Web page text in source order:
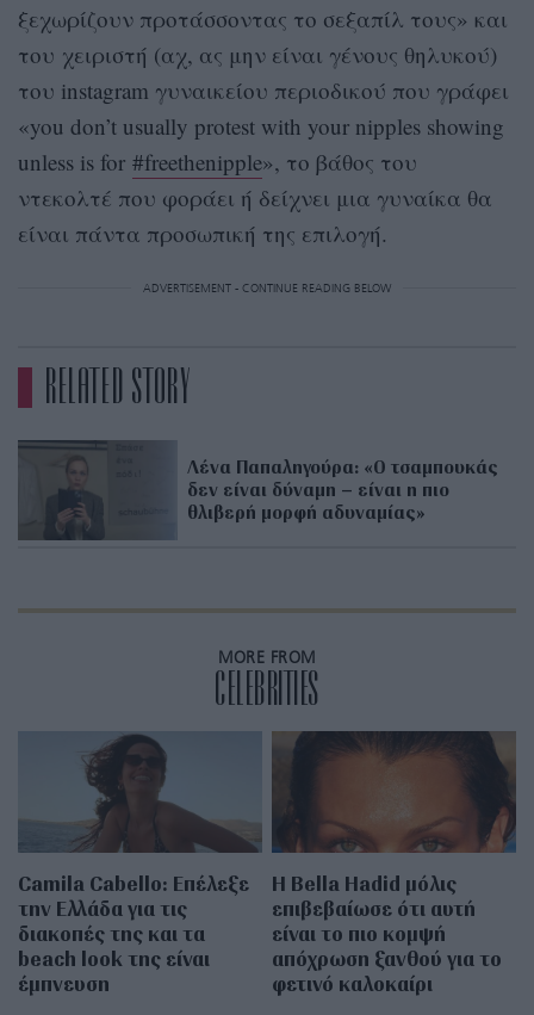
ξεχωρίζουν προτάσσοντας το σεξαπίλ τους» και
του χειριστή (αχ, ας μην είναι γένους θηλυκού)
του instagram γυναικείου περιοδικού που γράφει
«you don’t usually protest with your nipples showing
unless is for #freethenipple», το βάθος του
ντεκολτέ που φοράει ή δείχνει μια γυναίκα θα
είναι πάντα προσωπική της επιλογή.
ADVERTISEMENT - CONTINUE READING BELOW
RELATED STORY
Λένα Παπαληγούρα: «Ο τσαμπουκάς
δεν είναι δύναμη – είναι η πιο
θλιβερή μορφή αδυναμίας»
MORE FROM
CELEBRITIES
Camila Cabello: Επέλεξε
την Ελλάδα για τις
διακοπές της και τα
beach look της είναι
έμπνευση
Η Bella Hadid μόλις
επιβεβαίωσε ότι αυτή
είναι το πιο κομψή
απόχρωση ξανθού για το
φετινό καλοκαίρι